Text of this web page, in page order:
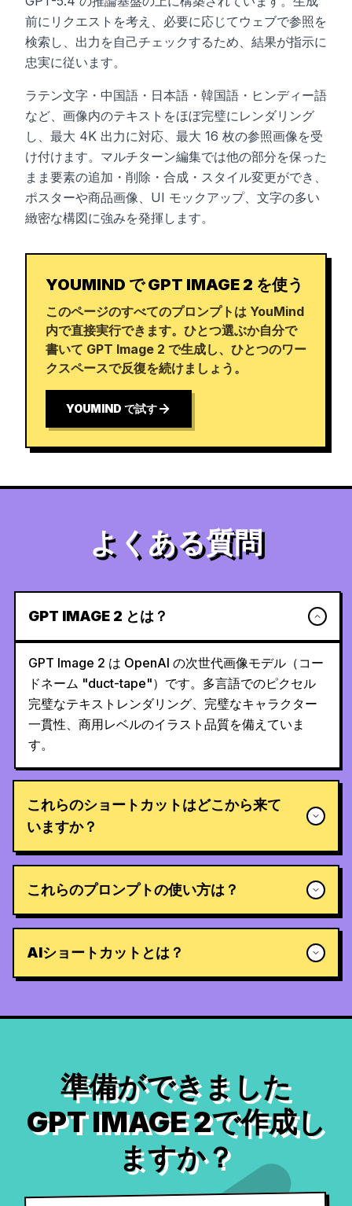
前にリクエストを考え、必要に応じてウェブで参照を
検索し、出力を自己チェックするため、結果が指示に
忠実に従います。
ラテン文字・中国語・日本語・韓国語・ヒンディー語
など、画像内のテキストをほぼ完璧にレンダリング
し、最大 4K 出力に対応、最大 16 枚の参照画像を受
け付けます。マルチターン編集では他の部分を保った
まま要素の追加・削除・合成・スタイル変更ができ、
ポスターや商品画像、UI モックアップ、文字の多い
緻密な構図に強みを発揮します。
YOUMIND で GPT IMAGE 2 を使う
このページのすべてのプロンプトは YouMind
内で直接実行できます。ひとつ選ぶか自分で
書いて GPT Image 2 で生成し、ひとつのワー
クスペースで反復を続けましょう。
YOUMIND で試す
よくある質問
GPT IMAGE 2 とは？
GPT Image 2 は OpenAI の次世代画像モデル（コー
ドネーム "duct-tape"）です。多言語でのピクセル
完璧なテキストレンダリング、完璧なキャラクター
一貫性、商用レベルのイラスト品質を備えていま
す。
これらのショートカットはどこから来て
いますか？
これらのプロンプトの使い方は？
AIショートカットとは？
準備ができました
GPT IMAGE 2で作成し
ますか？